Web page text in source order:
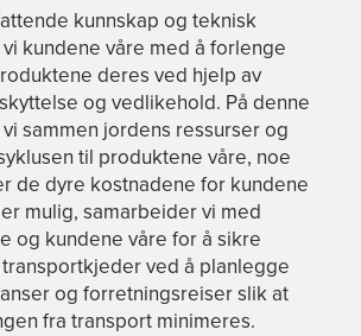
kunnskap og teknisk
kundene våre med å forlenge
deres ved hjelp av
og vedlikehold. På denne
sammen jordens ressurser og
til produktene våre, noe
de dyre kostnadene for kundene
mulig, samarbeider vi med
og kundene våre for å sikre
ved å planlegge
og forretningsreiser slik at
fra transport minimeres.